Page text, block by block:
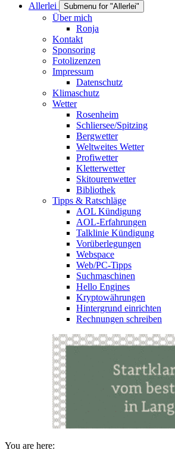
Allerlei
Submenu for "Allerlei"
Über mich
Ronja
Kontakt
Sponsoring
Fotolizenzen
Impressum
Datenschutz
Klimaschutz
Wetter
Rosenheim
Schliersee/Spitzing
Bergwetter
Weltweites Wetter
Profiwetter
Kletterwetter
Skitourenwetter
Bibliothek
Tipps & Ratschläge
AOL Kündigung
AOL-Erfahrungen
Talklinie Kündigung
Vorüberlegungen
Webspace
Web/PC-Tipps
Suchmaschinen
Hello Engines
Kryptowährungen
Hintergrund einrichten
Rechnungen schreiben
You are here: